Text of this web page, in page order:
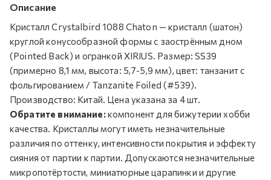
Описание
Кристалл Crystalbird 1088 Chaton — кристалл (шатон)
круглой конусообразной формы с заострённым дном
(Pointed Back) и огранкой XIRIUS. Размер: SS39
(примерно 8,1 мм, высота: 5,7-5,9 мм), цвет: танзанит с
фольгированием / Tanzanite Foiled (#539).
Производство: Китай. Цена указана за 4 шт.
Обратите внимание:компонент для бижутерии хобби
качества. Кристаллы могут иметь незначительные
различия по оттенку, интенсивности покрытия и эффекту
сияния от партии к партии. Допускаются незначительные
микропотёртости, миниатюрные царапинки и другие